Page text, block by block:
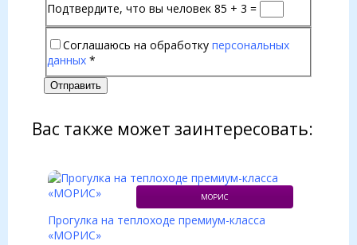
Подтвердите, что вы человек 85 + 3 =
Соглашаюсь на обработку персональных
данных *
Отправить
Вас также может заинтересовать:
МОРИС
Прогулка на теплоходе премиум-класса
«МОРИС»